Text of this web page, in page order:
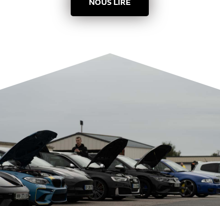
NOUS LIRE